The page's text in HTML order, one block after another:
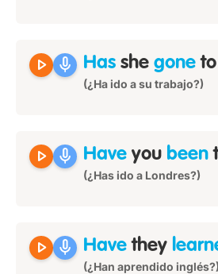
play_arrow mic Has she gone
(¿Ha ido a su trabajo?)
play_arrow mic Have you been
(¿Has ido a Londres?)
play_arrow mic Have they
(¿Han aprendido inglés?)